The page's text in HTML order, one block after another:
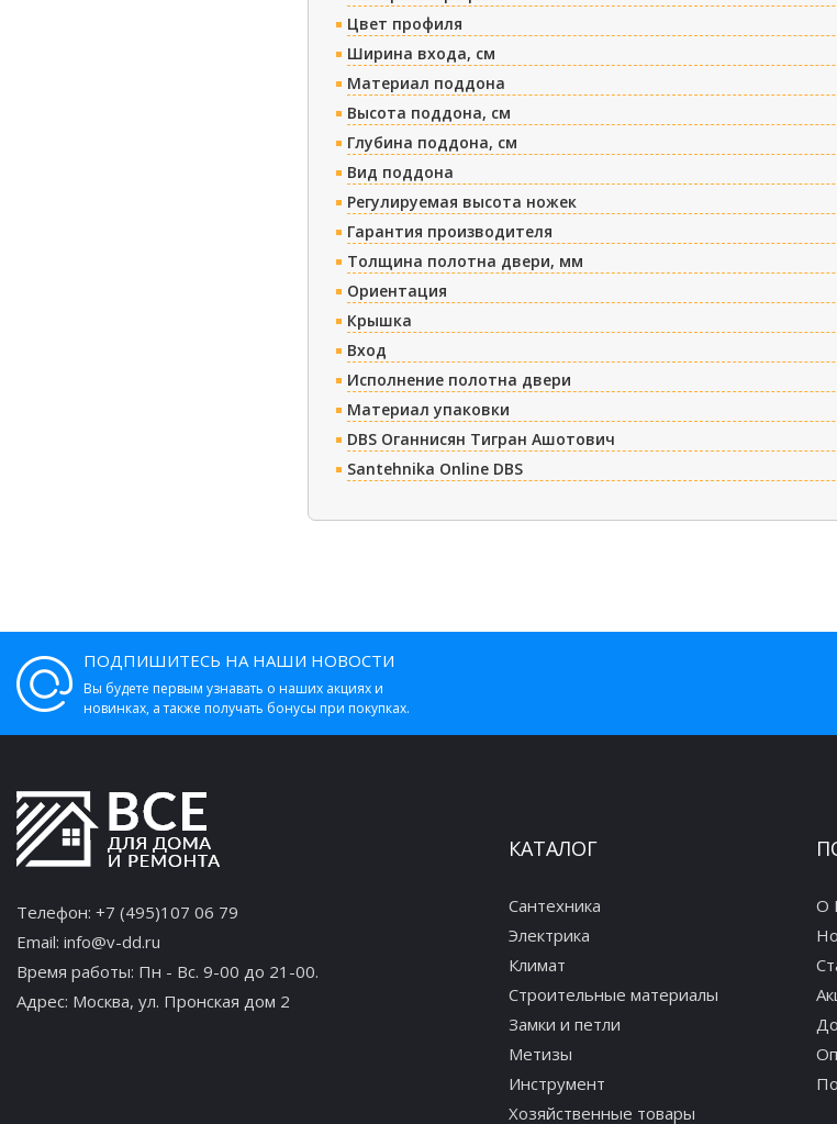
Цвет профиля
Ширина входа, см
Материал поддона
Высота поддона, см
Глубина поддона, см
Вид поддона
Регулируемая высота ножек
Гарантия производителя
Толщина полотна двери, мм
Ориентация
Крышка
Вход
Исполнение полотна двери
Материал упаковки
DBS Оганнисян Тигран Ашотович
Santehnika Online DBS
ПОДПИШИТЕСЬ НА НАШИ НОВОСТИ
Вы будете первым узнавать о наших акциях и
новинках, а также получать бонусы при покупках.
Телефон: +7 (495)107 06 79
Email: info@v-dd.ru
Время работы: Пн - Вс. 9-00 до 21-00.
Адрес: Москва, ул. Пронская дом 2
КАТАЛОГ
Сантехника
Электрика
Климат
Строительные материалы
Замки и петли
Метизы
Инструмент
Хозяйственные товары
О